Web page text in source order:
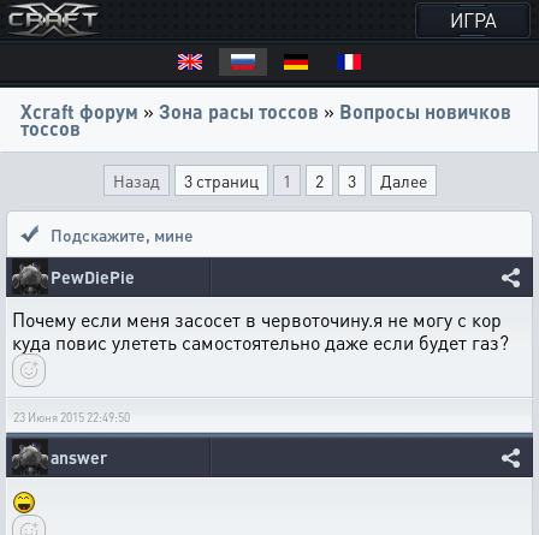
ИГРА
Xcraft форум » Зона расы тоссов » Вопросы новичков
тоссов
Назад 3 страниц 1 2 3 Далее
Подскажите, мине
PewDiePie
Почему если меня засосет в червоточину.я не могу с кор
куда повис улететь самостоятельно даже если будет газ?
23 Июня 2015 22:49:50
answer